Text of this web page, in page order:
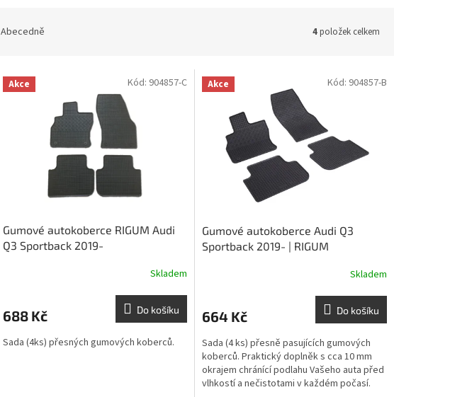
Abecedně 4položek celkem
Akce
Gumové autokoberce RIGUM Audi
Q3 Sportback 2019-
Skladem
688 Kč Do košíku
Sada (4ks) přesných gumových koberců.
Kód: 904857-C Akce
Gumové autokoberce Audi Q3
Sportback 2019- | RIGUM
Skladem
664 Kč Do košíku
Sada (4 ks) přesně pasujících gumových
koberců. Praktický doplněk s cca 10 mm
okrajem chránící podlahu Vašeho auta před
vlhkostí a nečistotami v každém počasí.
Kód: 904857-B